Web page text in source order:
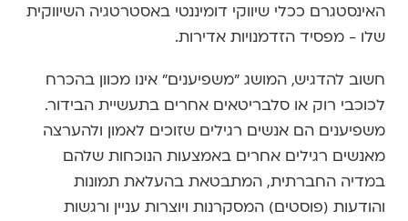
האינסטגרם ככלי שיווקי דומיננטי באסטרטגיה השיווקית
שלו - מפסיד הזדמנויות אדירות.
חשוב להדגיש, המושג "משפיענים" אינו מכוון בהכרח
לכוכבי רוק או סלבריטאים אחרים בתעשיית הבידור.
משפיענים הם אנשים רגילים שזוכים לאמון ולהערצה
מאנשים רגילים אחרים באמצעות הנוכחות שלהם
במדיה החברתית, המתבטאת בהעלאת תמונות
והודעות (פוסטים) המסקרנות ויוצרות עניין ורגשות